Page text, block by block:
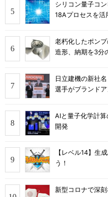
シリコン量子コ
18Aプロセスを活
老朽化したポン
造形、納期を3分
日立建機の新社
選手がブランド
AIと量子化学計
開発
【レベル14】生
う！
新型コロナで深